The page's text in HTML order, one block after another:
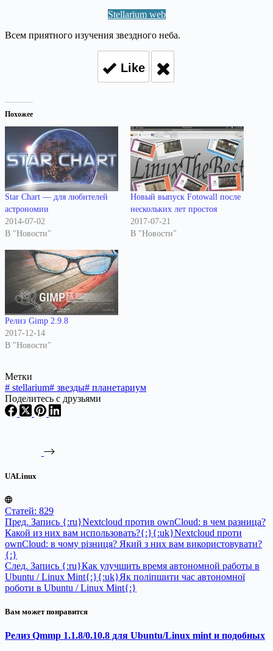
Stellarium web
Всем приятного изучения звездного неба.
Like
Похожее
Star Chart — для любителей
астрономии
2014-07-02
В "Новости"
Новый выпуск Fotowall после
нескольких лет простоя
2017-07-21
В "Новости"
Релиз Gimp 2.9.8
2017-12-14
В "Новости"
Метки
# stellarium# звезды# планетариум
Поделитесь с друзьями
UALinux
Статей: 829
Пред. Запись {:ru}Nextcloud против ownCloud: в чем разница?
Какой из них вам использовать?{:}{:uk}Nextcloud проти
ownCloud: в чому різниця? Який з них вам використовувати?
{:}
След. Запись {:ru}Как улучшить время автономной работы в
Ubuntu / Linux Mint{:}{:uk}Як поліпшити час автономної
роботи в Ubuntu / Linux Mint{:}
Вам может понравится
Релиз Qmmp 1.1.8/0.10.8 для Ubuntu/Linux mint и подобных